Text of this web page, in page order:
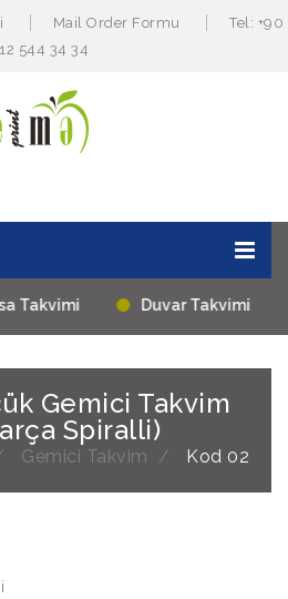
Mail Order Formu
Tel: +90
544 34 34
Takvimi Duvar Takvimi
Gemici Takvim
Spiralli)
Gemici Takvim Kod 02